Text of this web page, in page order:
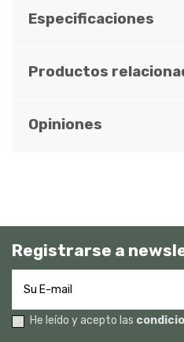
Especificaciones
Productos
Opiniones
Registrarse a
He leído y acepto las